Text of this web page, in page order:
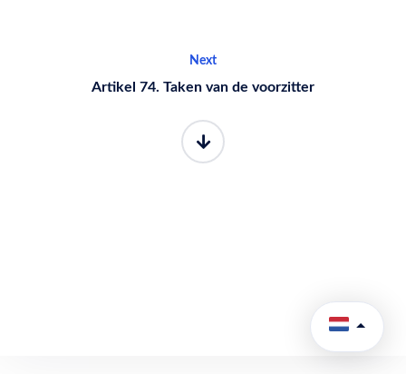
Next
Artikel 74. Taken van de voorzitter